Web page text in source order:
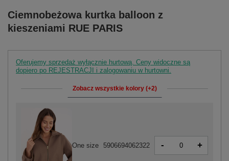
Ciemnobeżowa kurtka balloon z
kieszeniami RUE PARIS
Oferujemy sprzedaż wyłącznie hurtową. Ceny widoczne są
dopiero po REJESTRACJI i zalogowaniu w hurtowni.
Zobacz wszystkie kolory (+2)
One size 5906694062322 - +